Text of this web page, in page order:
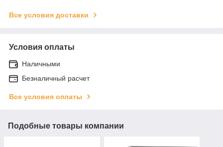
Все условия доставки
Условия оплаты
Наличными
Безналичный расчет
Все условия оплаты
Подобные товары компании